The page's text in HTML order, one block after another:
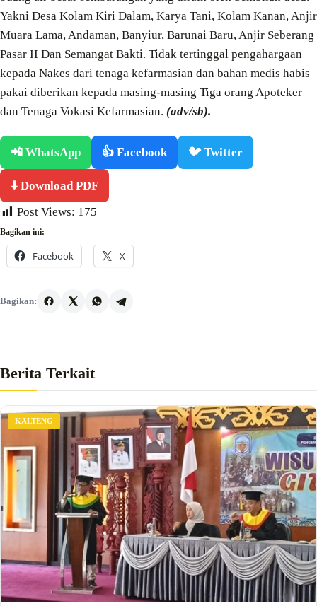
Yakni Desa Kolam Kiri Dalam, Karya Tani, Kolam Kanan, Anjir
Muara Lama, Andaman, Banyiur, Barunai Baru, Anjir Seberang
Pasar II Dan Semangat Bakti. Tidak tertinggal pengahargaan
kepada Nakes dari tenaga kefarmasian dan bahan medis habis
pakai diberikan kepada masing-masing Tiga orang Apoteker
dan Tenaga Vokasi Kefarmasian. (adv/sb).
📲 WhatsApp 👍 Facebook 🐦 Twitter
⬇️ Download PDF
Post Views: 175
Bagikan ini:
Facebook X
Bagikan:
Berita Terkait
KALTENG